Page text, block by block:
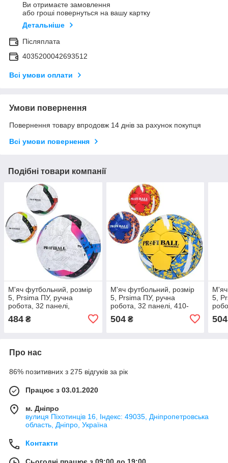
Ви отримаєте замовлення
або гроші повернуться на вашу картку
Детальніше
Післяплата
4035200042693512
Всі умови оплати
Умови повернення
Повернення товару впродовж 14 днів за рахунок покупця
Всі умови повернення
Подібні товари компанії
М'яч футбольний, розмір
5, Prsima ПУ, ручна
робота, 32 панелі,
410*430г, 3 кольори (30шт)
484 ₴
М'яч футбольний, розмір
5, Prsima ПУ, ручна
робота, 32 панелі, 410-
(30шт)
504₴
М'яч
5,
пак.
504
Про нас
86% позитивних з 275 відгуків за рік
Працює з 03.01.2020
м. Дніпро
вулиця Піхотинців 16, Індекс: 49035, Дніпропетровська
область, Дніпро, Україна
Контакти